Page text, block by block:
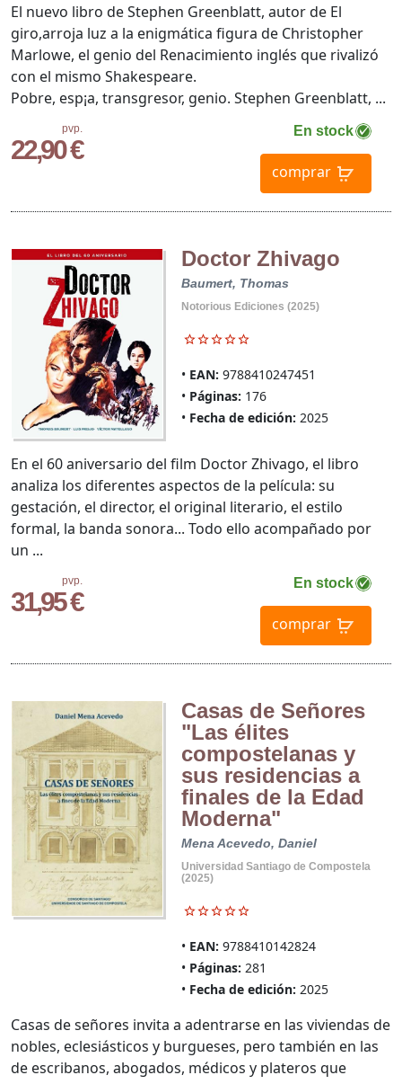
pvp.
22,90 €
En stock
comprar
El nuevo libro de Stephen Greenblatt, autor de El
giro,arroja luz a la enigmática figura de Christopher
Marlowe, el genio del Renacimiento inglés que rivalizó
con el mismo Shakespeare.
Pobre, esp¡a, transgresor, genio. Stephen Greenblatt, ...
Doctor Zhivago
Baumert, Thomas
Notorious Ediciones (2025)
EAN: 9788410247451
Páginas: 176
Fecha de edición: 2025
pvp.
31,95 €
En stock
comprar
En el 60 aniversario del film Doctor Zhivago, el libro
analiza los diferentes aspectos de la película: su
gestación, el director, el original literario, el estilo
formal, la banda sonora... Todo ello acompañado por
un ...
Casas de Señores
"Las élites
compostelanas y
sus residencias a
finales de la Edad
Moderna"
Mena Acevedo, Daniel
Universidad Santiago de Compostela
(2025)
EAN: 9788410142824
Páginas: 281
Fecha de edición: 2025
Casas de señores invita a adentrarse en las viviendas de
nobles, eclesiásticos y burgueses, pero también en las
de escribanos, abogados, médicos y plateros que